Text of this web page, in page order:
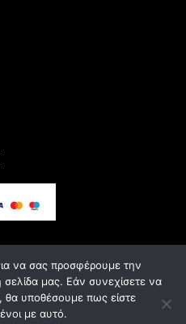
να σας προσφέρουμε την
σελίδα μας. Εάν συνεχίσετε να
θα υποθέσουμε πως είστε
με αυτό.